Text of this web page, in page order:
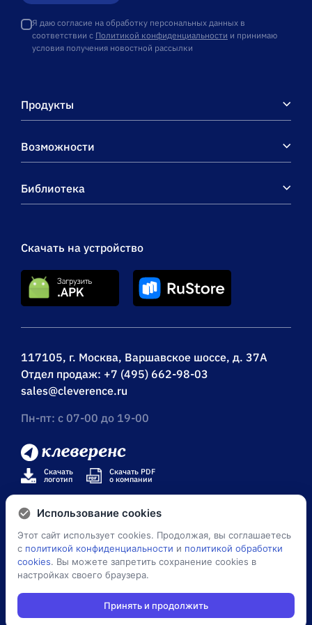
Использование cookies
Этот сайт использует cookies. Продолжая, вы соглашаетесь
с политикой конфиденциальности и политикой обработки
cookies. Вы можете запретить сохранение cookies в
настройках своего браузера.
Принять и продолжить
Я даю согласие на обработку персональных данных в
соответствии с Политикой конфиденциальности и принимаю
условия получения новостной рассылки
117105, г. Москва, Варшавское шоссе, д. 37А
Отдел продаж: +7 (495) 662-98-03
sales@cleverence.ru
Пн-пт: с 07-00 до 19-00
Скачать на устройство
Скачать
логотип
Скачать PDF
о компании
Продукты
Возможности
Библиотека
© Клеверенс 2026
Политика конфиденциальности